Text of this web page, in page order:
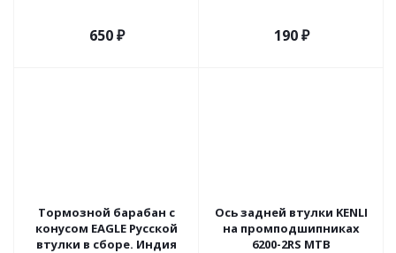
650₽ 190₽
Тормозной барабан с
конусом EAGLE Русской
втулки в сборе. Индия
Ось задней втулки KENLI
на промподшипниках
6200-2RS MTB